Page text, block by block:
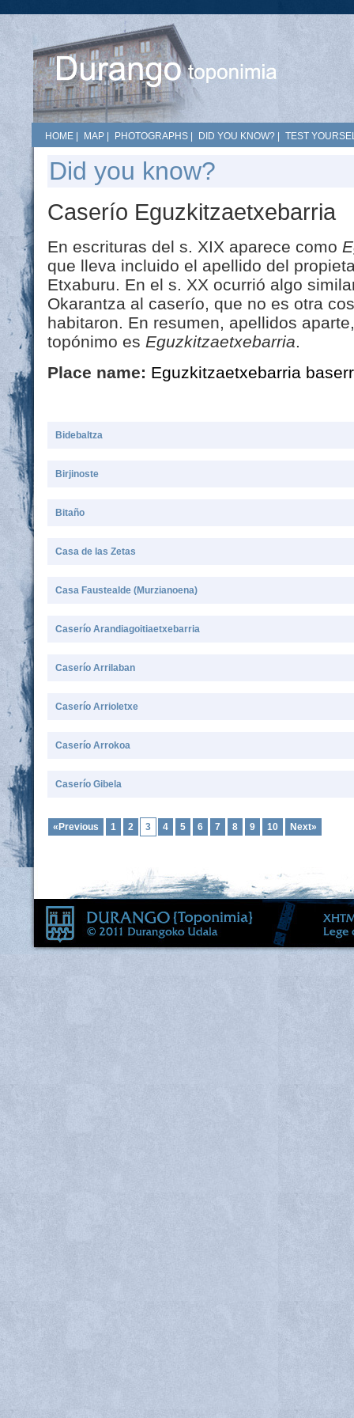
HOME MAP PHOTOGRAPHS DID YOU KNOW? TEST
Did you know?
Caserío Eguzkitzaetxebarria
En escrituras del s. XIX aparece como
que lleva incluido el apellido del
Etxaburu. En el s. XX ocurrió algo
Okarantza al caserío, que no es otra
habitaron. En resumen, apellidos
topónimo es Eguzkitzaetxebarria.
Place name: Eguzkitzaetxebarria
Bidebaltza
Birjinoste
Bitaño
Casa de las Zetas
Casa Faustealde (Murzianoena)
Caserío Arandiagoitiaetxebarria
Caserío Arrilaban
Caserío Arrioletxe
Caserío Arrokoa
Caserío Gibela
«Previous 1 2 3 4 5 6 7 8 9 10 Next»